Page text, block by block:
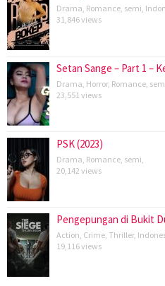
Drama Romance semi
31,846 views
Setan Sange – Part 1 –
Drama Horror, Romance
23,551 views
PSK (2023)
Drama Romance semi
20,142 views
Pengepungan di Bukit
Action Crime Thriller,
19,116 views